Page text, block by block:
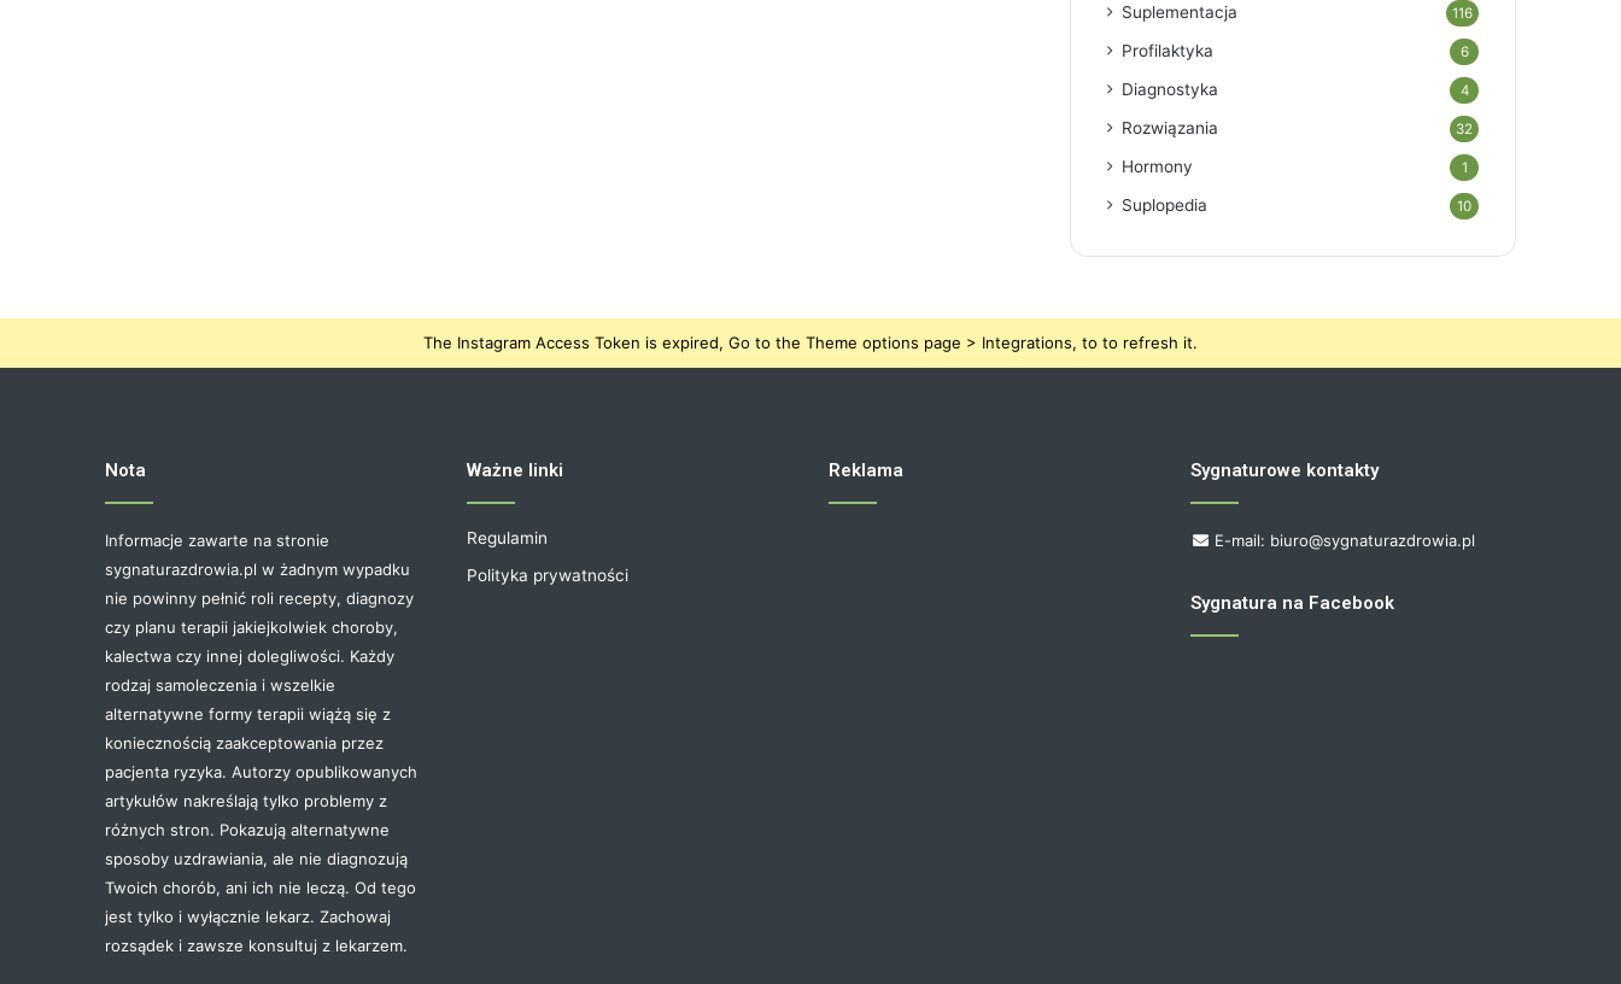
Suplementacja 116
Profilaktyka 6
Diagnostyka 4
Rozwiązania 32
Hormony 1
Suplopedia 10
The Instagram Access Token is expired, Go to the Theme options page > Integrations, to to refresh it.
Nota
Informacje zawarte na stronie
sygnaturazdrowia.pl w żadnym wypadku
nie powinny pełnić roli recepty, diagnozy
czy planu terapii jakiejkolwiek choroby,
kalectwa czy innej dolegliwości. Każdy
rodzaj samoleczenia i wszelkie
alternatywne formy terapii wiążą się z
koniecznością zaakceptowania przez
pacjenta ryzyka. Autorzy opublikowanych
artykułów nakreślają tylko problemy z
różnych stron. Pokazują alternatywne
sposoby uzdrawiania, ale nie diagnozują
Twoich chorób, ani ich nie leczą. Od tego
jest tylko i wyłącznie lekarz. Zachowaj
rozsądek i zawsze konsultuj z lekarzem.
Ważne linki
Regulamin
Polityka prywatności
Reklama Sygnaturowe kontakty
E-mail: biuro@sygnaturazdrowia.pl
Sygnatura na Facebook